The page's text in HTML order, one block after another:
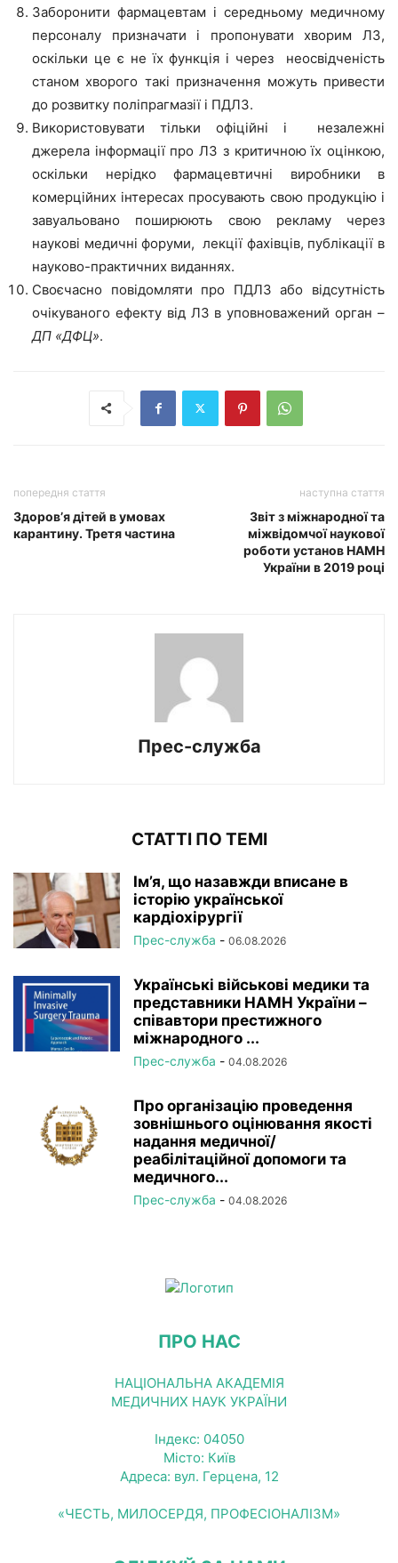
Заборонити фармацевтам і середньому медичному
персоналу призначати і пропонувати хворим ЛЗ,
оскільки це є не їх функція і через неосвідченість
станом хворого такі призначення можуть привести
до розвитку поліпрагмазії і ПДЛЗ.
Використовувати тільки офіційні і незалежні
джерела інформації про ЛЗ з критичною їх оцінкою,
оскільки нерідко фармацевтичні виробники в
комерційних інтересах просувають свою продукцію і
завуальовано поширюють свою рекламу через
наукові медичні форуми, лекції фахівців, публікації в
науково-практичних виданнях.
Своєчасно повідомляти про ПДЛЗ або відсутність
очікуваного ефекту від ЛЗ в уповноважений орган –
ДП «ДФЦ».
попередня стаття
Здоров’я дітей в умовах
карантину. Третя частина
наступна стаття
Звіт з міжнародної та
міжвідомчої наукової
роботи установ НАМН
України в 2019 році
Прес-служба
СТАТТІ ПО ТЕМІ
Ім’я, що назавжди вписане в
історію української
кардіохірургії
Прес-служба - 06.08.2026
Українські військові медики та
представники НАМН України –
співавтори престижного
міжнародного ...
Прес-служба - 04.08.2026
Про організацію проведення
зовнішнього оцінювання якості
надання медичної/
реабілітаційної допомоги та
медичного...
Прес-служба - 04.08.2026
ПРО НАС
НАЦІОНАЛЬНА АКАДЕМІЯ
МЕДИЧНИХ НАУК УКРАЇНИ
Індекс: 04050
Місто: Київ
Адреса: вул. Герцена, 12
«ЧЕСТЬ, МИЛОСЕРДЯ, ПРОФЕСІОНАЛІЗМ»